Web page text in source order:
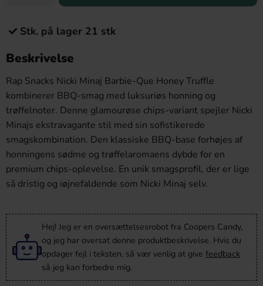
Stk. på lager 21 stk
Beskrivelse
Rap Snacks Nicki Minaj Barbie-Que Honey Truffle
kombinerer BBQ-smag med luksuriøs honning og
trøffelnoter. Denne glamourøse chips-variant spejler Nicki
Minajs ekstravagante stil med sin sofistikerede
smagskombination. Den klassiske BBQ-base forhøjes af
honningens sødme og trøffelaromaens dybde for en
premium chips-oplevelse. En unik smagsprofil, der er lige
så dristig og iøjnefaldende som Nicki Minaj selv.
Hej! Jeg er en oversættelsesrobot fra Coopers Candy,
og jeg har oversat denne produktbeskrivelse. Hvis du
opdager fejl i teksten, så vær venlig at give feedback
så jeg kan forbedre mig.